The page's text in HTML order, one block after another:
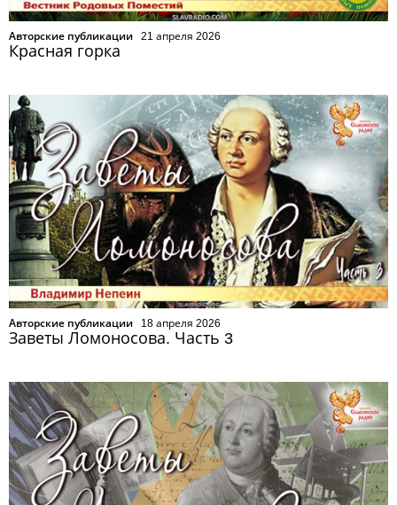
Авторские публикации 21 апреля 2026
Красная горка
Авторские публикации 18 апреля 2026
Заветы Ломоносова. Часть 3